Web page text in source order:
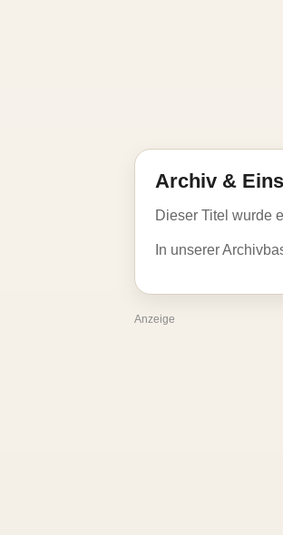
Archiv &
Dieser Titel wurde
In unserer
Anzeige